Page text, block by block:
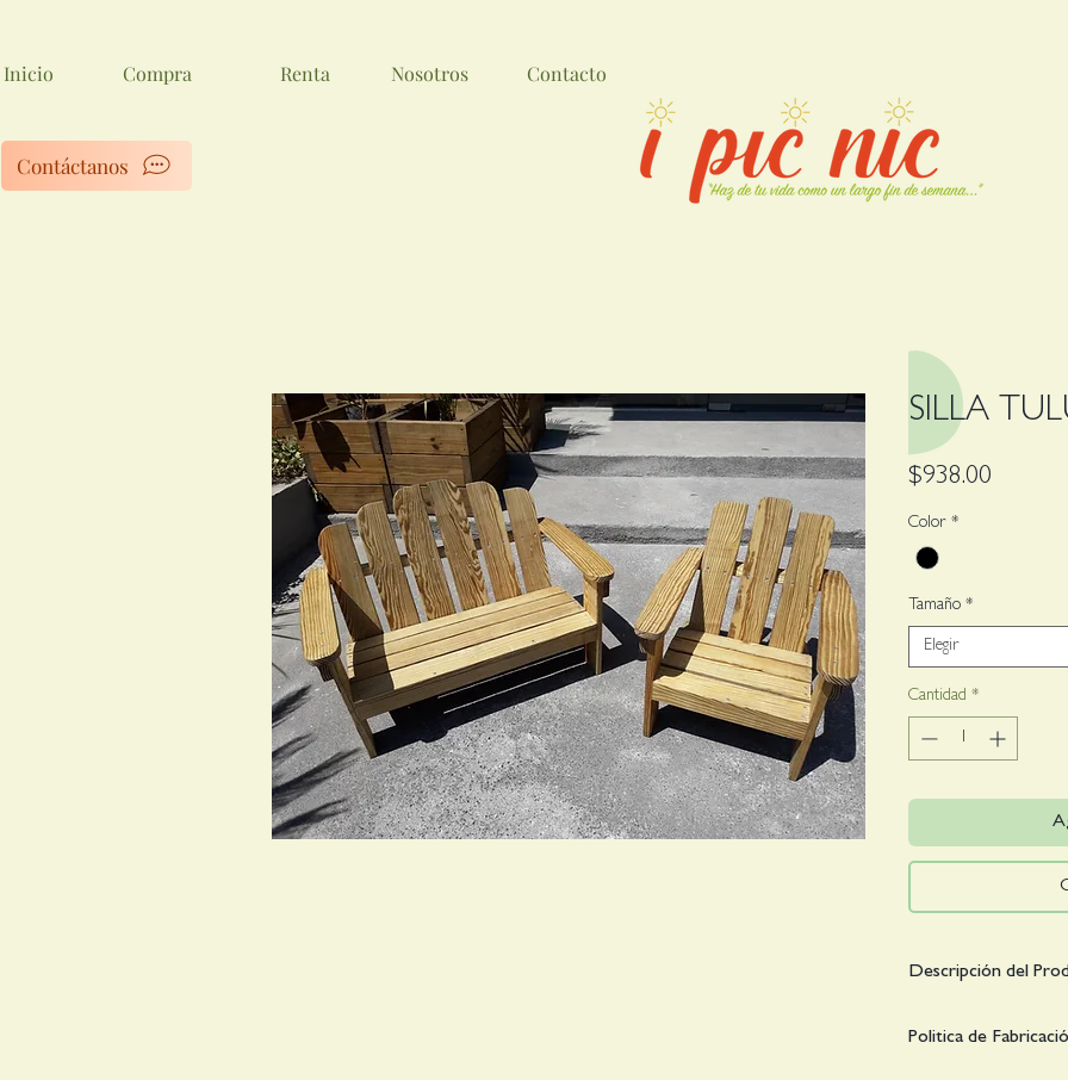
Inicio Compra Renta Nosotros Contacto
Contáctanos
SILLA
$938.00
Color *
Tamaño *
Elegir
Cantidad *
Descripción del
-TRATADA CON
Politica de